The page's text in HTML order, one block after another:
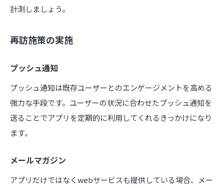
計測しましょう。
再訪施策の実施
プッシュ通知
プッシュ通知は既存ユーザーとのエンゲージメントを高める
強力な手段です。ユーザーの状況に合わせたプッシュ通知を
送ることでアプリを定期的に利用してくれるきっかけになり
ます。
メールマガジン
アプリだけではなくwebサービスも提供している場合、メー